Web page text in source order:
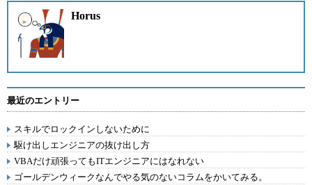
Horus
最近のエントリー
スキルでロックインしないために
駆け出しエンジニアの抜け出し方
VBAだけ頑張ってもITエンジニアにはなれない
ゴールデンウィークなんでやる気のないコラムをかいてみる。